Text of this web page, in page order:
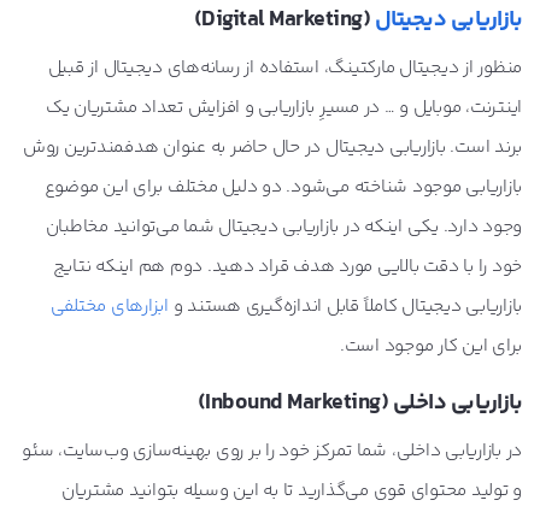
بازاریابی دیجیتال(Digital Marketing)
منظور از دیجیتال مارکتینگ، استفاده از رسانه‌های دیجیتال از قبیل
اینترنت، موبایل و … در مسیرِ بازاریابی و افزایش تعداد مشتریان یک
برند است. بازاریابی دیجیتال در حال حاضر به عنوان هدفمندترین روش
بازاریابی موجود شناخته می‌شود. دو دلیل مختلف برای این موضوع
وجود دارد. یکی اینکه در بازاریابی دیجیتال شما می‌توانید مخاطبان
خود را با دقت بالایی مورد هدف قراد دهید. دوم هم اینکه نتایج
بازاریابی دیجیتال کاملاً قابل اندازه‌گیری هستند و ابزارهای مختلفی
برای این کار موجود است.
بازاریابی داخلی (Inbound Marketing)
در بازاریابی داخلی، شما تمرکز خود را بر روی بهینه‌سازی وب‌سایت، سئو
و تولید محتوای قوی می‌گذارید تا به این وسیله بتوانید مشتریان